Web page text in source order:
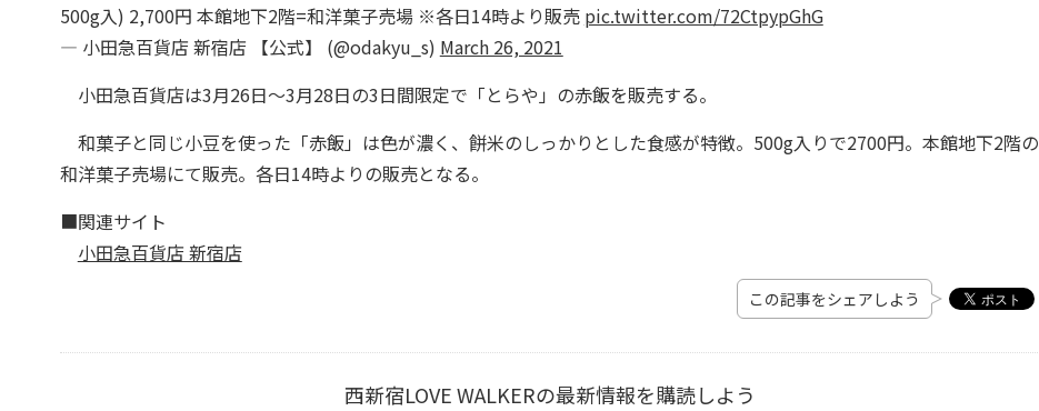
500g入) 2,700円 本館地下2階=和洋菓子売場 ※各日14時より販売 pic.twitter.com/72CtpypGhG
— 小田急百貨店 新宿店 【公式】 (@odakyu_s) March 26, 2021
小田急百貨店は3月26日～3月28日の3日間限定で「とらや」の赤飯を販売する。
和菓子と同じ小豆を使った「赤飯」は色が濃く、餅米のしっかりとした食感が特徴。500g入りで2700円。本館地下2階の
和洋菓子売場にて販売。各日14時よりの販売となる。
■関連サイト
小田急百貨店 新宿店
この記事をシェアしよう
西新宿LOVE WALKERの最新情報を購読しよう